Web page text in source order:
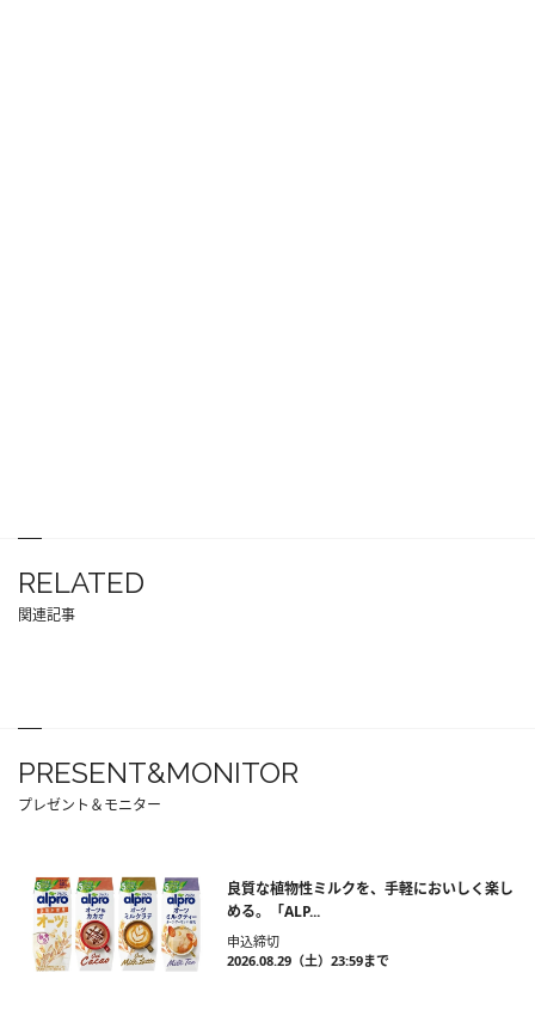
RELATED
関連記事
PRESENT&MONITOR
プレゼント＆モニター
良質な植物性ミルクを、手軽においしく楽し
める。「ALP...
申込締切
2026.08.29（土）23:59まで